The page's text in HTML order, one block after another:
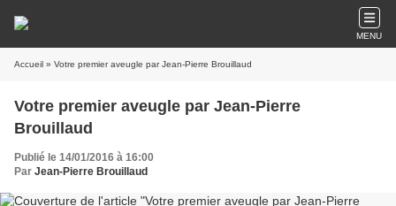
MENU
Accueil » Votre premier aveugle par Jean-Pierre Brouillaud
Votre premier aveugle par Jean-Pierre
Brouillaud
Publié le 14/01/2016 à 16:00
Par Jean-Pierre Brouillaud